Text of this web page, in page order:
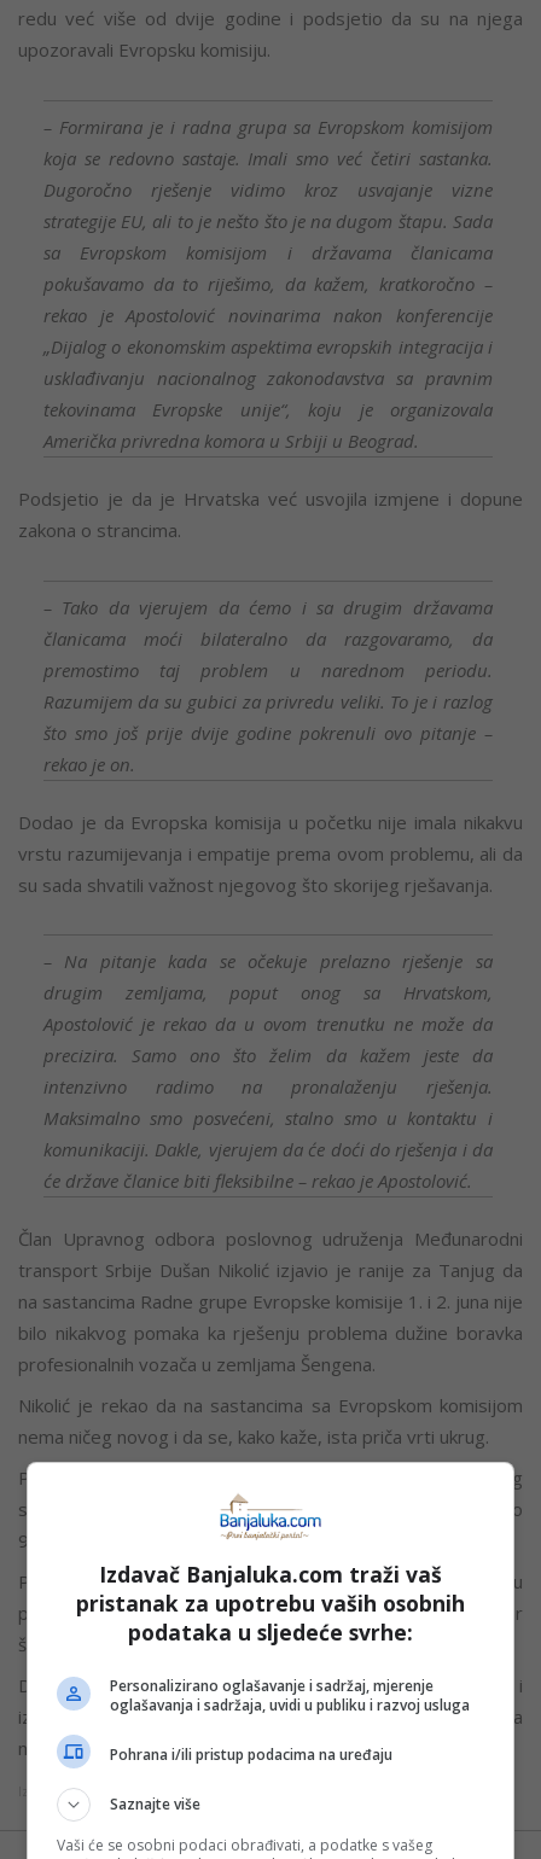
redu već više od dvije godine i podsjetio da su na njega
upozoravali Evropsku komisiju.
– Formirana je i radna grupa sa Evropskom komisijom
koja se redovno sastaje. Imali smo već četiri sastanka.
Dugoročno rješenje vidimo kroz usvajanje vizne
strategije EU, ali to je nešto što je na dugom štapu. Sada
sa Evropskom komisijom i državama članicama
pokušavamo da to riješimo, da kažem, kratkoročno –
rekao je Apostolović novinarima nakon konferencije
„Dijalog o ekonomskim aspektima evropskih integracija i
usklađivanju nacionalnog zakonodavstva sa pravnim
tekovinama Evropske unije“, koju je organizovala
Američka privredna komora u Srbiji u Beograd.
Podsjetio je da je Hrvatska već usvojila izmjene i dopune
zakona o strancima.
– Tako da vjerujem da ćemo i sa drugim državama
članicama moći bilateralno da razgovaramo, da
premostimo taj problem u narednom periodu.
Razumijem da su gubici za privredu veliki. To je i razlog
što smo još prije dvije godine pokrenuli ovo pitanje –
rekao je on.
Dodao je da Evropska komisija u početku nije imala nikakvu
vrstu razumijevanja i empatije prema ovom problemu, ali da
su sada shvatili važnost njegovog što skorijeg rješavanja.
– Na pitanje kada se očekuje prelazno rješenje sa
drugim zemljama, poput onog sa Hrvatskom,
Apostolović je rekao da u ovom trenutku ne može da
precizira. Samo ono što želim da kažem jeste da
intenzivno radimo na pronalaženju rješenja.
Maksimalno smo posvećeni, stalno smo u kontaktu i
komunikaciji. Dakle, vjerujem da će doći do rješenja i da
će države članice biti fleksibilne – rekao je Apostolović.
Član Upravnog odbora poslovnog udruženja Međunarodni
transport Srbije Dušan Nikolić izjavio je ranije za Tan‌jug da
na sastancima Radne grupe Evropske komisije 1. i 2. juna nije
bilo nikakvog pomaka ka rješenju problema dužine boravka
profesionalnih vozača u zemljama Šengena.
Nikolić je rekao da na sastancima sa Evropskom komisijom
nema ničeg novog i da se, kako kaže, ista priča vrti ukrug.
Prevoznici iz regiona krajem januara blokirali su prelaze zbog
strogog viznog režima Evropske unije, poznatog kao pravilo
90/180 dana.
Prema pravilima EU, vozači iz zemalja koje nisu članice mogu
provesti najviše 90 dana u periodu od 180 dana unutar
šengenske zone.
Dodatni pritisak izazvalo je uvođenje novog Sistema ulaska i
izlaska (EES), koji predviđa uzimanje biometrijskih podataka
na granicama.
Izvor: ATV
Izdavač Banjaluka.com traži vaš
pristanak za upotrebu vaših osobnih
podataka u sljedeće svrhe:
Personalizirano oglašavanje i sadržaj, mjerenje
oglašavanja i sadržaja, uvidi u publiku i razvoj usluga
Pohrana i/ili pristup podacima na uređaju
Saznajte više
Vaši će se osobni podaci obrađivati, a podatke s vašeg